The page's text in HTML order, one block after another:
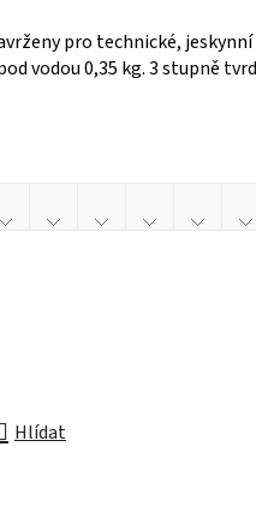
pro technické, jeskynní
vodou 0,35 kg. 3 stupně
Hlídat